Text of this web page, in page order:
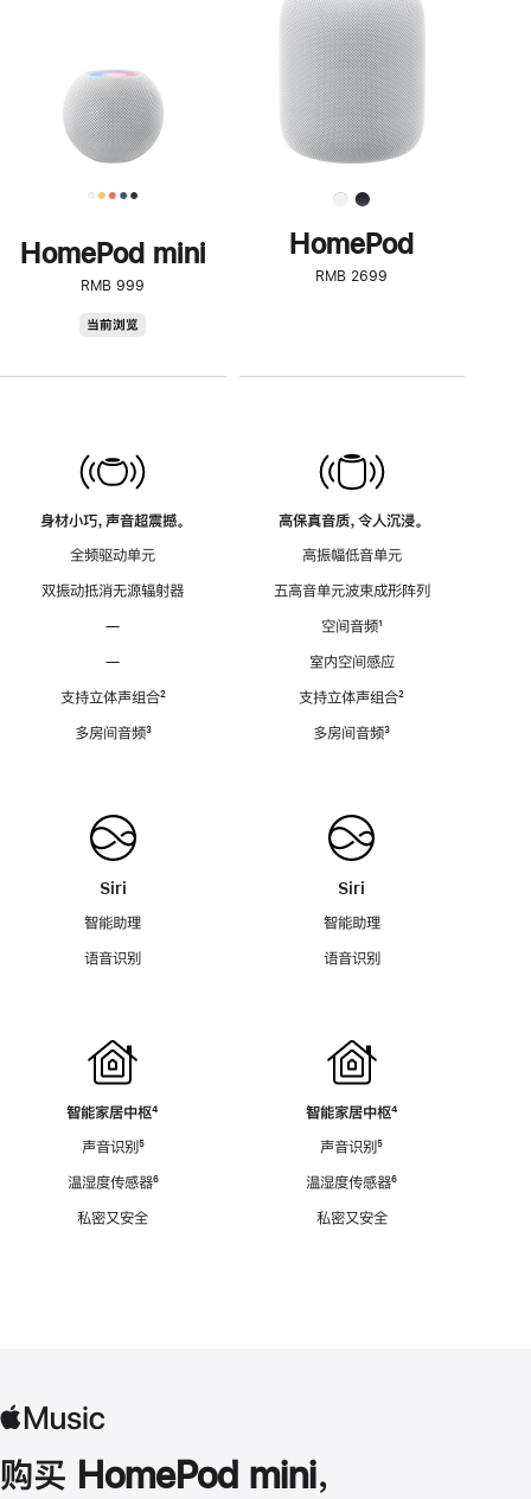
HomePod mini
RMB 999
当前浏览
身材小巧，声音超震撼。
全频驱动单元
双振动抵消无源辐射器
—
—
支持立体声组合脚
²
多房间音频脚
³
Siri
智能助理
语音识别
智能家居中枢脚
⁴
声音识别脚
⁵
温湿度传感器脚
⁶
私密又安全
了
解
HomePod<
HomePod
RMB 2699
高保真音质，令人沉浸。
高振幅低音单元
五高音单元波束成形阵列
空间音频脚
¹
室内空间感应
支持立体声组合脚
²
多房间音频脚
³
Siri
智能助理
语音识别
智能家居中枢脚
⁴
声音识别脚
⁵
温湿度传感器脚
⁶
私密又安全
购买 HomePod mini，